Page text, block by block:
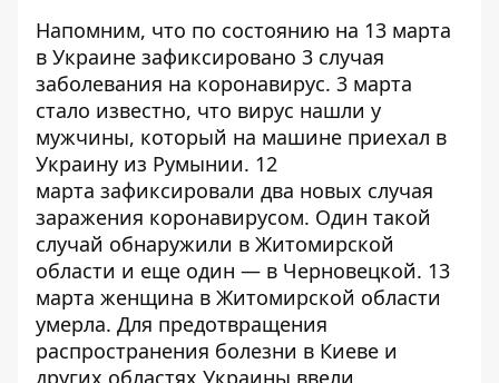
Напомним, что по состоянию на 13 марта
в Украине зафиксировано 3 случая
заболевания на коронавирус. 3 марта
стало известно, что вирус нашли у
мужчины, который на машине приехал в
Украину из Румынии. 12
марта зафиксировали два новых случая
заражения коронавирусом. Один такой
случай обнаружили в Житомирской
области и еще один — в Черновецкой. 13
марта женщина в Житомирской области
умерла. Для предотвращения
распространения болезни в Киеве и
других областях Украины ввели